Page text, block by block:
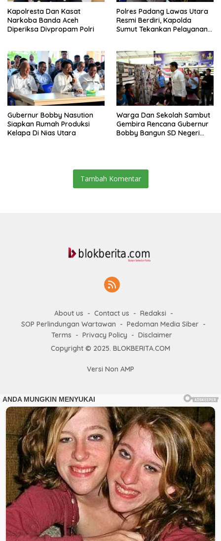
Kapolresta Dan Kasat
Narkoba Banda Aceh
Diperiksa Divpropam Polri
Polres Padang Lawas Utara
Resmi Berdiri, Kapolda
Sumut Tekankan Pelayanan
Gubernur Bobby Nasution
Siapkan Rumah Produksi
Kelapa Di Nias Utara
Warga Dan Sekolah Sambut
Gembira Rencana Gubernur
Bobby Bangun SD Negeri
Tambah Komentar
About us Contact us
Redaksi
SOP Perlindungan Wartawan
Pedoman Media Siber
Terms
Privacy Policy
Disclaimer
Copyright © 2025. BLOKBERITA.COM
Versi Non AMP